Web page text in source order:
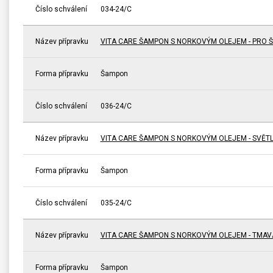
Číslo schválení 034-24/C
Název přípravku VITA CARE ŠAMPON S NORKOVÝM OLEJEM - PRO
Forma přípravku Šampon
Číslo schválení 036-24/C
Název přípravku VITA CARE ŠAMPON S NORKOVÝM OLEJEM -
Forma přípravku Šampon
Číslo schválení 035-24/C
Název přípravku VITA CARE ŠAMPON S NORKOVÝM OLEJEM -
Forma přípravku Šampon